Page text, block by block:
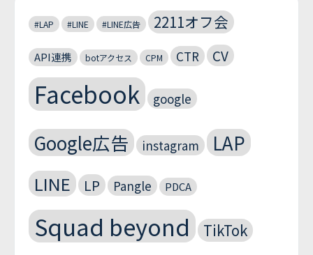
#LAP #LINE #LINE広告 2211オフ会
API連携 botアクセス CPM CTR CV
Facebook google
Google広告 instagram LAP
LINE LP Pangle PDCA
Squad beyond TikTok